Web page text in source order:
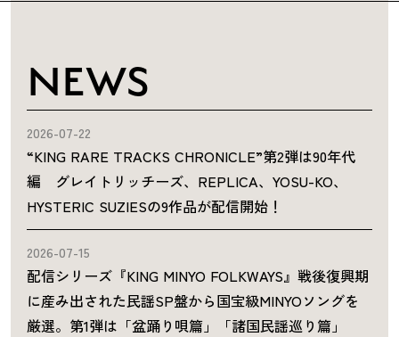
NEWS
2026-07-22
“KING RARE TRACKS CHRONICLE”第2弾は90年代
編 グレイトリッチーズ、REPLICA、YOSU-KO、
HYSTERIC SUZIESの9作品が配信開始！
2026-07-15
配信シリーズ『KING MINYO FOLKWAYS』戦後復興期
に産み出された民謡SP盤から国宝級MINYOソングを
厳選。第1弾は「盆踊り唄篇」「諸国民謡巡り篇」